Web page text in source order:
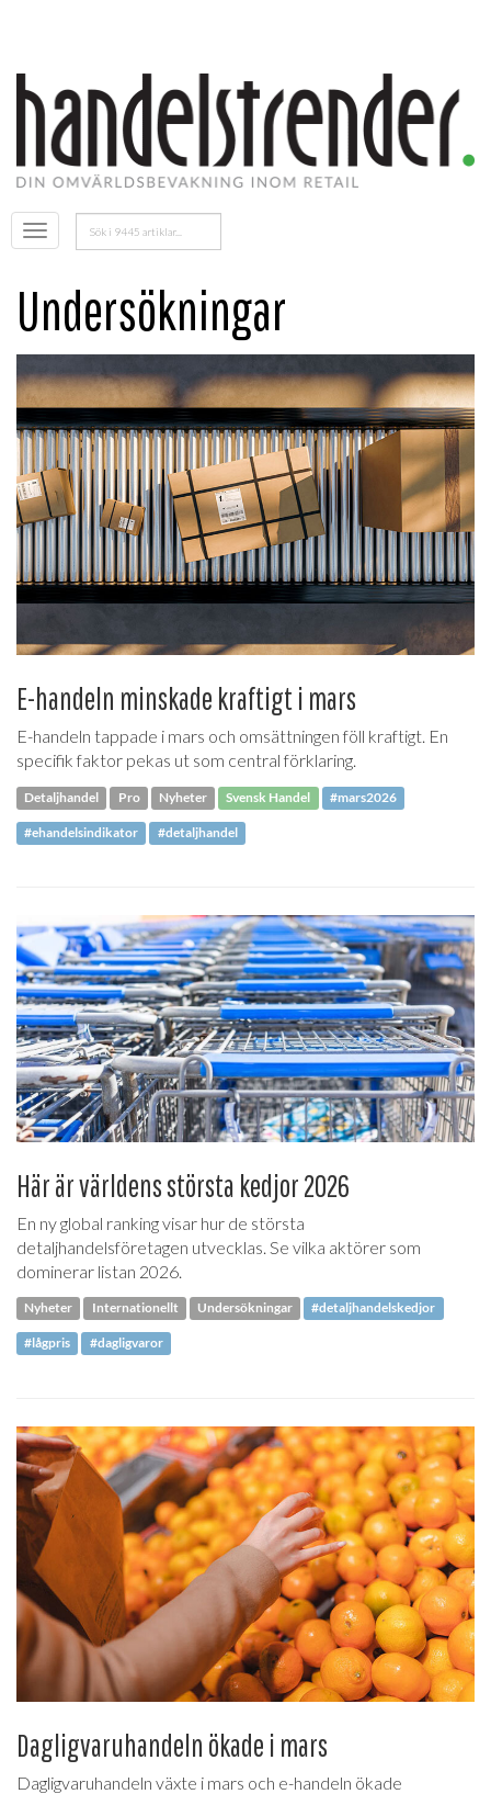
Öppna
menyn
Sök
efter:
Undersökningar
E-handeln minskade kraftigt i mars
E-handeln tappade i mars och omsättningen föll kraftigt. En
specifik faktor pekas ut som central förklaring.
Detaljhandel Pro Nyheter Svensk Handel #mars2026
#ehandelsindikator #detaljhandel
Här är världens största kedjor 2026
En ny global ranking visar hur de största
detaljhandelsföretagen utvecklas. Se vilka aktörer som
dominerar listan 2026.
Nyheter Internationellt Undersökningar #detaljhandelskedjor
#lågpris #dagligvaror
Dagligvaruhandeln ökade i mars
Dagligvaruhandeln växte i mars och e-handeln ökade